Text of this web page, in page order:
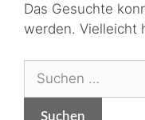
Das Gesuchte
werden. Vielleicht